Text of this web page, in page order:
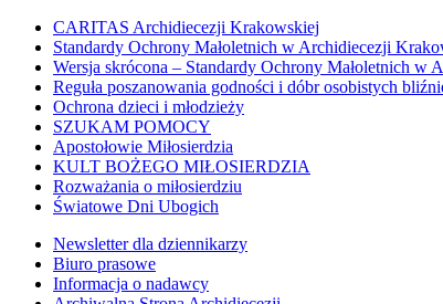
CARITAS Archidiecezji Krakowskiej
Standardy Ochrony Małoletnich w Archidiecezji
Wersja skrócona – Standardy Ochrony Małoletnich w
Reguła poszanowania godności i dóbr osobistych
Ochrona dzieci i młodzieży
SZUKAM POMOCY
Apostołowie Miłosierdzia
KULT BOŻEGO MIŁOSIERDZIA
Rozważania o miłosierdziu
Światowe Dni Ubogich
Newsletter dla dziennikarzy
Biuro prasowe
Informacja o nadawcy